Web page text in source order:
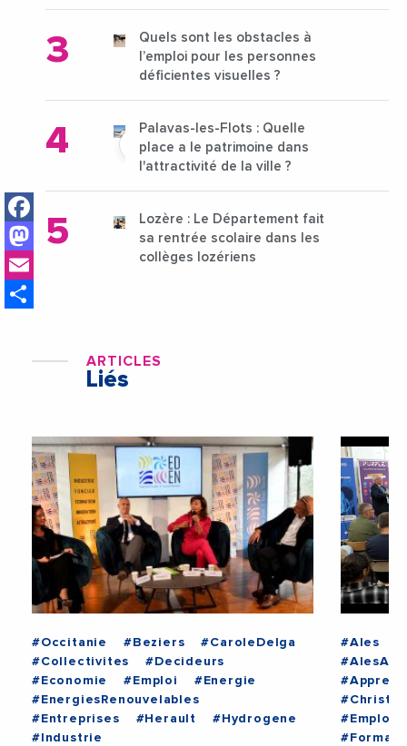
Facebook
Mastodon
Quels sont les obstacles à
l’emploi pour les personnes
déficientes visuelles ?
Palavas-les-Flots : Quelle
place a le patrimoine dans
l'attractivité de la ville ?
Lozère : Le Département fait
sa rentrée scolaire dans les
collèges lozériens
ARTICLES
Liés
#Occitanie #Beziers
#CaroleDelga
#Collectivites
#Decideurs
#Economie
#Emploi
#Energie
#EnergiesRenouvelables
#Entreprises
#Herault
#Hydrogene
#Industrie
#Ales